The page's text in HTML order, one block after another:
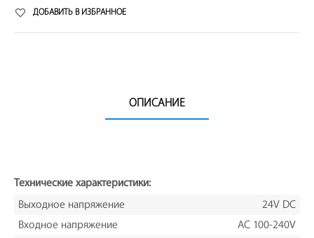
ДОБАВИТЬ В ИЗБРАННОЕ
ОПИСАНИЕ
Технические характеристики:
Выходное напряжение
24V DC
Входное напряжение
AC 100-240V